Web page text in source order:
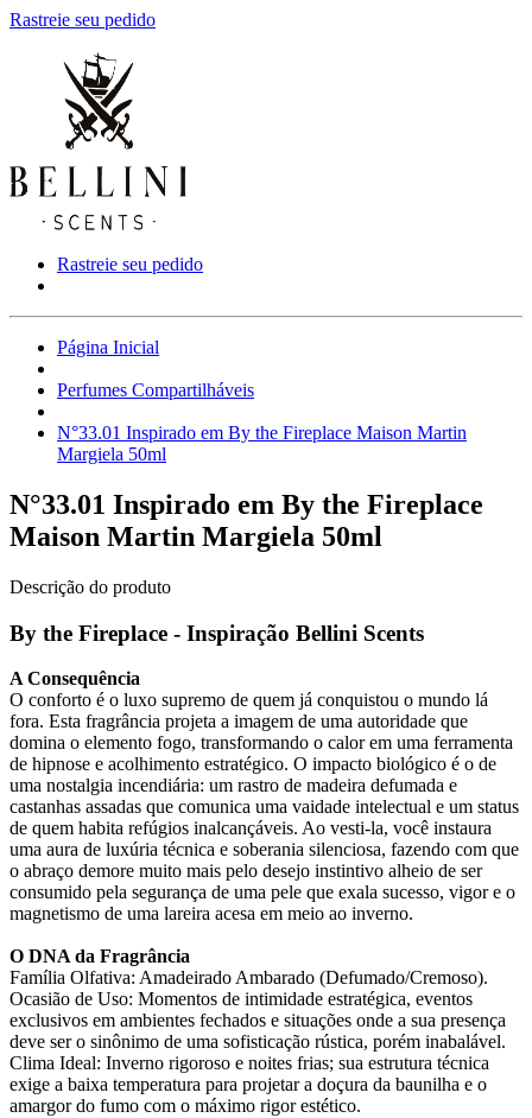
Rastreie seu pedido
Rastreie seu pedido
Página Inicial
Perfumes Compartilháveis
N°33.01 Inspirado em By the Fireplace Maison Martin
Margiela 50ml
N°33.01 Inspirado em By the Fireplace
Maison Martin Margiela 50ml
Descrição do produto
By the Fireplace - Inspiração Bellini Scents
A Consequência
O conforto é o luxo supremo de quem já conquistou o mundo lá
fora. Esta fragrância projeta a imagem de uma autoridade que
domina o elemento fogo, transformando o calor em uma ferramenta
de hipnose e acolhimento estratégico. O impacto biológico é o de
uma nostalgia incendiária: um rastro de madeira defumada e
castanhas assadas que comunica uma vaidade intelectual e um status
de quem habita refúgios inalcançáveis. Ao vesti-la, você instaura
uma aura de luxúria técnica e soberania silenciosa, fazendo com que
o abraço demore muito mais pelo desejo instintivo alheio de ser
consumido pela segurança de uma pele que exala sucesso, vigor e o
magnetismo de uma lareira acesa em meio ao inverno.
O DNA da Fragrância
Família Olfativa: Amadeirado Ambarado (Defumado/Cremoso).
Ocasião de Uso: Momentos de intimidade estratégica, eventos
exclusivos em ambientes fechados e situações onde a sua presença
deve ser o sinônimo de uma sofisticação rústica, porém inabalável.
Clima Ideal: Inverno rigoroso e noites frias; sua estrutura técnica
exige a baixa temperatura para projetar a doçura da baunilha e o
amargor do fumo com o máximo rigor estético.